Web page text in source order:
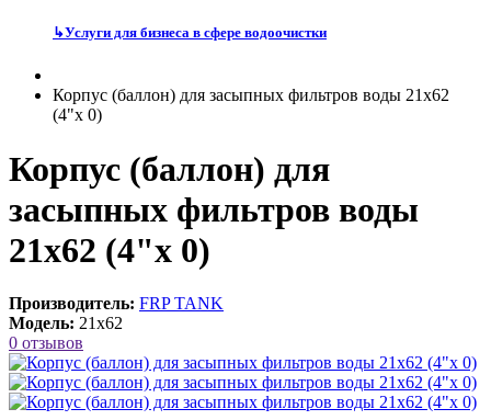
↳Услуги для бизнеса в сфере водоочистки
Корпус (баллон) для засыпных фильтров воды 21х62
(4"х 0)
Корпус (баллон) для
засыпных фильтров воды
21х62 (4"х 0)
Производитель: FRP TANK
Модель: 21х62
0 отзывов